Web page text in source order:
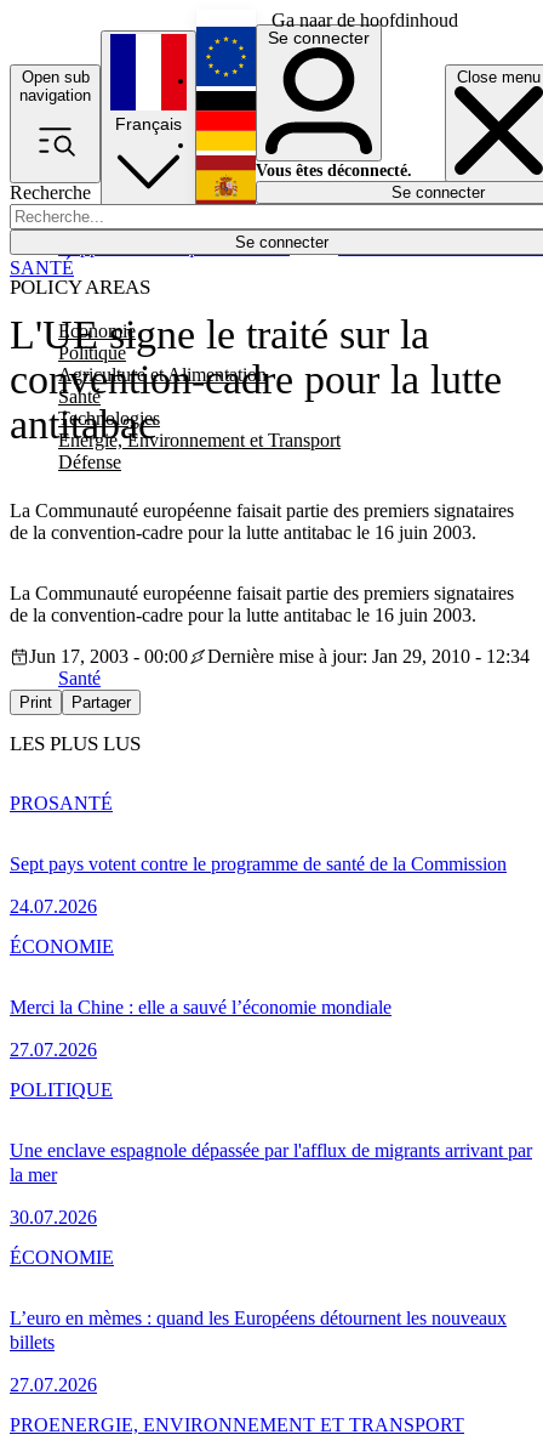
Ga naar de hoofdinhoud
Open sub
navigation
Close menu
Recherche
Se connecter
POLICY AREAS
Economie
Politique
Agriculture et Alimentation
Santé
Technologies
Energie, Environnement et Transport
Défense
Économie
Français
English
Deutsch
Español
Se connecter
Vous êtes déconnecté.
Se connecter
L'UE signe le traité sur la
convention-cadre pour la lutte
antitabac
La Communauté européenne faisait partie des premiers signataires
de la convention-cadre pour la lutte antitabac le 16 juin 2003.
SANTÉ
La Communauté européenne faisait partie des premiers signataires
de la convention-cadre pour la lutte antitabac le 16 juin 2003.
Jun 17, 2003 - 00:00
Dernière mise à jour: Jan 29, 2010 - 12:34
Santé
Print Partager
LES PLUS LUS
Sept pays votent contre le programme de santé de la Commission
24.07.2026
PROSANTÉ
Merci la Chine : elle a sauvé l’économie mondiale
27.07.2026
ÉCONOMIE
Une enclave espagnole dépassée par l'afflux de migrants arrivant par
la mer
30.07.2026
POLITIQUE
L’euro en mèmes : quand les Européens détournent les nouveaux
billets
27.07.2026
ÉCONOMIE
PROENERGIE, ENVIRONNEMENT ET TRANSPORT